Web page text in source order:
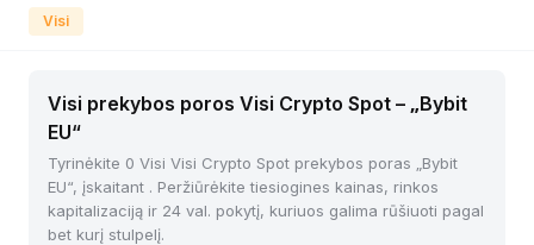
Visi
Visi prekybos poros Visi Crypto Spot – „Bybit
EU“
Tyrinėkite 0 Visi Visi Crypto Spot prekybos poras „Bybit
EU“, įskaitant . Peržiūrėkite tiesiogines kainas, rinkos
kapitalizaciją ir 24 val. pokytį, kuriuos galima rūšiuoti pagal
bet kurį stulpelį.